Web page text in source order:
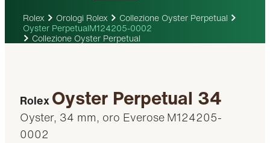
Rolex Orologi Rolex
Collezione Oyster Perpetual
Oyster PerpetualM124205-0002
Collezione Oyster Perpetual
RolexOyster Perpetual 34
Oyster, 34 mm, oro EveroseM124205-
0002